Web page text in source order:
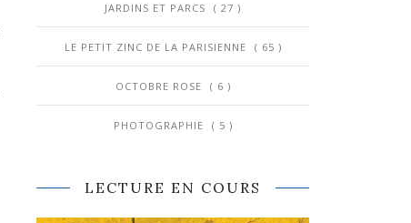
JARDINS ET PARCS ( 27 )
LE PETIT ZINC DE LA PARISIENNE ( 65 )
OCTOBRE ROSE ( 6 )
PHOTOGRAPHIE ( 5 )
LECTURE EN COURS